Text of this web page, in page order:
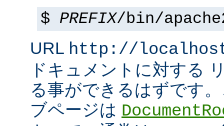
$ PREFIX/bin/
URL http://
ドキュメントに対する
る事ができるはずです
ブページは